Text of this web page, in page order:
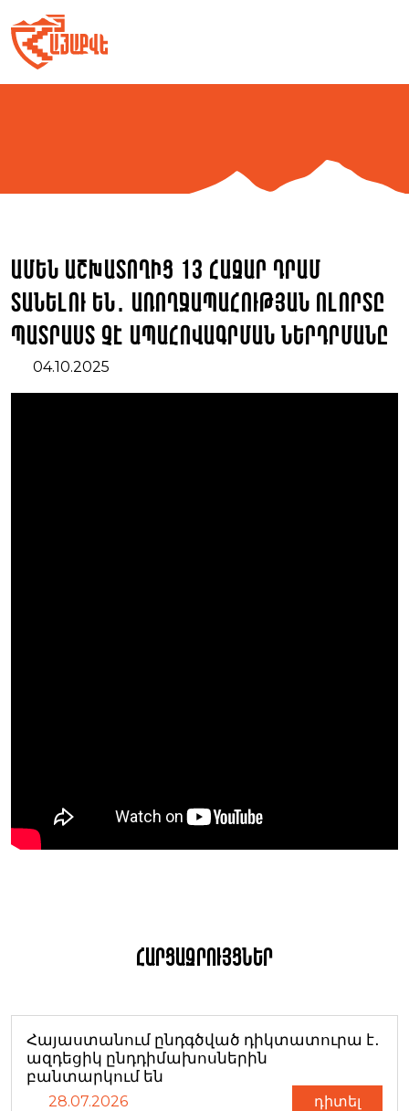
to
content
Ամեն աշխատողից 13 հազար դրամ
տանելու են․ առողջապահության ոլորտը
պատրաստ չէ ապահովագրման ներդրմանը
04.10.2025
Հարցազրույցներ
Հայաստանում ընդգծված դիկտատուրա է․
ազդեցիկ ընդդիմախոսներին
բանտարկում են
28.07.2026 դիտել